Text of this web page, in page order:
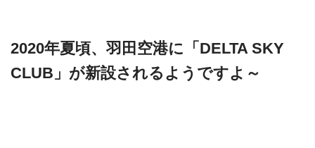
2020年夏頃、羽田空港に「DELTA SKY
CLUB」が新設されるようですよ～